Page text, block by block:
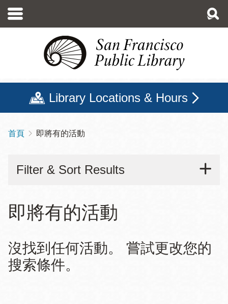
至
Library Locations & Hours
導
連
首頁 即將有的活動
即將有的活動
沒找到任何活動。 嘗試更改您的
搜索條件。
Filter & Sort Results